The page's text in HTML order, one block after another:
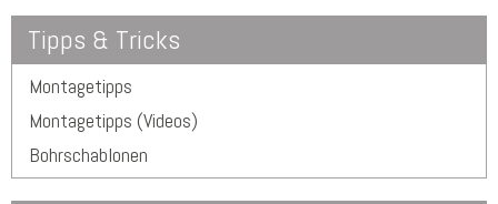
Tipps & Tricks
Montagetipps
Montagetipps (Videos)
Bohrschablonen